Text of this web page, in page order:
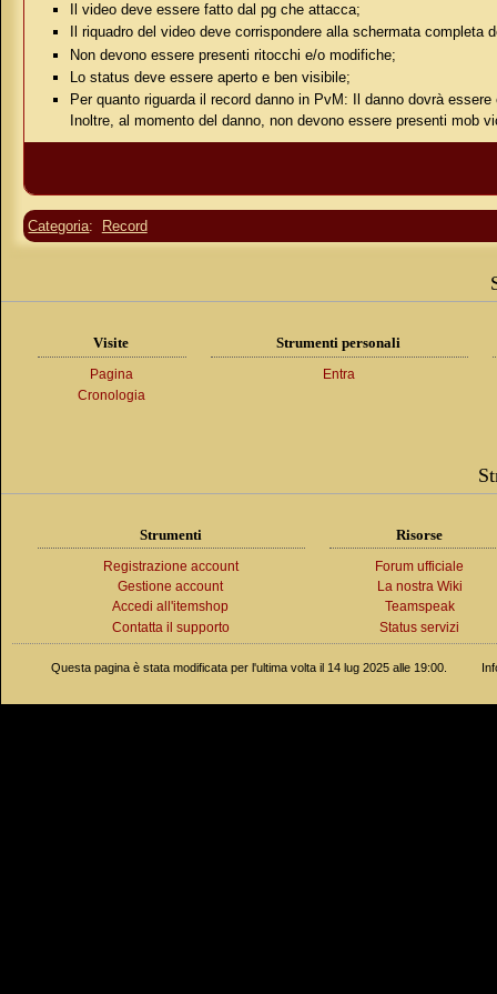
Il video deve essere fatto dal pg che attacca;
Il riquadro del video deve corrispondere alla schermata completa
Non devono essere presenti ritocchi e/o modifiche;
Lo status deve essere aperto e ben visibile;
Per quanto riguarda il record danno in PvM: Il danno dovrà
Inoltre, al momento del danno, non devono essere presenti mob
Categoria: Record
Visite
Pagina
Cronologia
Strumenti personali
Entra
Strumenti
Registrazione account
Gestione account
Accedi all'itemshop
Contatta il supporto
Risorse
Forum ufficiale
La nostra Wiki
Teamspeak
Status servizi
Questa pagina è stata modificata per l'ultima volta il 14 lug 2025 alle 19:00.